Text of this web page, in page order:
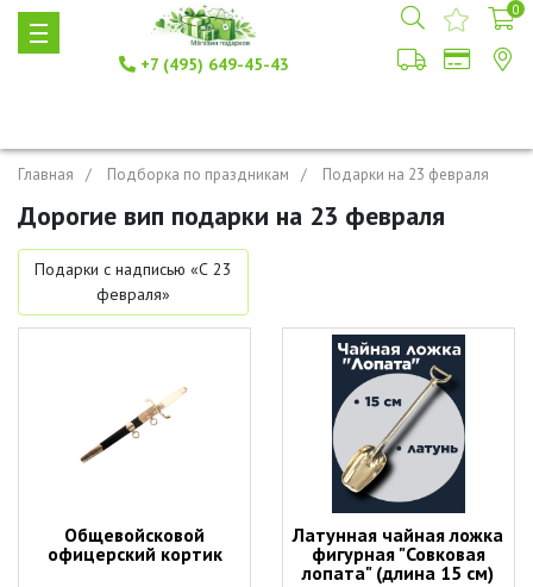
+7 (495) 649-45-43
0
Главная Подборка по праздникам Подарки на 23 февраля
Дорогие вип подарки на 23 февраля
Подарки с надписью «С 23
февраля»
Общевойсковой
офицерский кортик
Латунная чайная ложка
фигурная "Совковая
лопата" (длина 15 см)